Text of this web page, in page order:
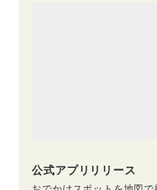
公式アプリリリース